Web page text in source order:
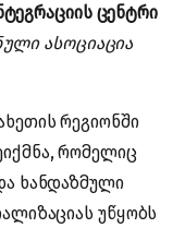
ცენტრი
ასოციაცია
რეგიონში
რომელიც
ხანდაზმული
უწყობს